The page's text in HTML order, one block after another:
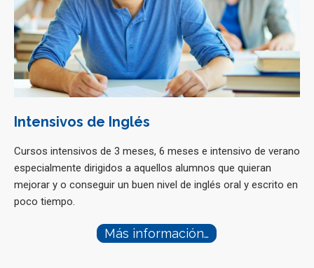
Intensivos de Inglés
Cursos intensivos de 3 meses, 6 meses e intensivo de verano
especialmente dirigidos a aquellos alumnos que quieran
mejorar y o conseguir un buen nivel de inglés oral y escrito en
poco tiempo.
Más información…